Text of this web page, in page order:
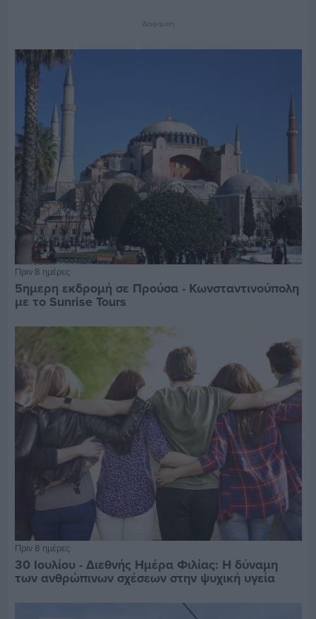
Διαφήμιση
Πριν 8 ημέρες
5ημερη εκδρομή σε Προύσα - Κωνσταντινούπολη
με το Sunrise Tours
Πριν 8 ημέρες
30 Ιουλίου - Διεθνής Ημέρα Φιλίας: Η δύναμη
των ανθρώπινων σχέσεων στην ψυχική υγεία